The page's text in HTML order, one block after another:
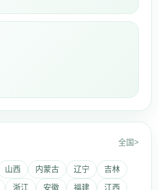
全国>
山西 内蒙古 辽宁
吉林
浙江 安徽 福建
江西